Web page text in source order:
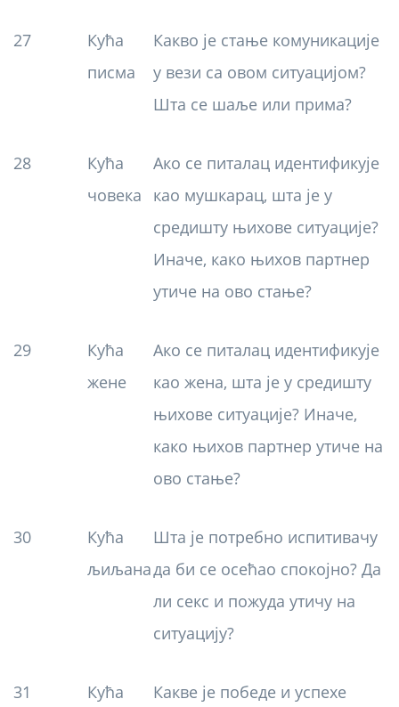
27
Кућа
писма
Какво је стање комуникације
у вези са овом ситуацијом?
Шта се шаље или прима?
28
Кућа
човека
Ако се питалац идентификује
као мушкарац, шта је у
средишту њихове ситуације?
Иначе, како њихов партнер
утиче на ово стање?
29
Кућа
жене
Ако се питалац идентификује
као жена, шта је у средишту
њихове ситуације? Иначе,
како њихов партнер утиче на
ово стање?
30
Кућа
љиљана
Шта је потребно испитивачу
да би се осећао спокојно? Да
ли секс и пожуда утичу на
ситуацију?
31
Кућа
Какве је победе и успехе